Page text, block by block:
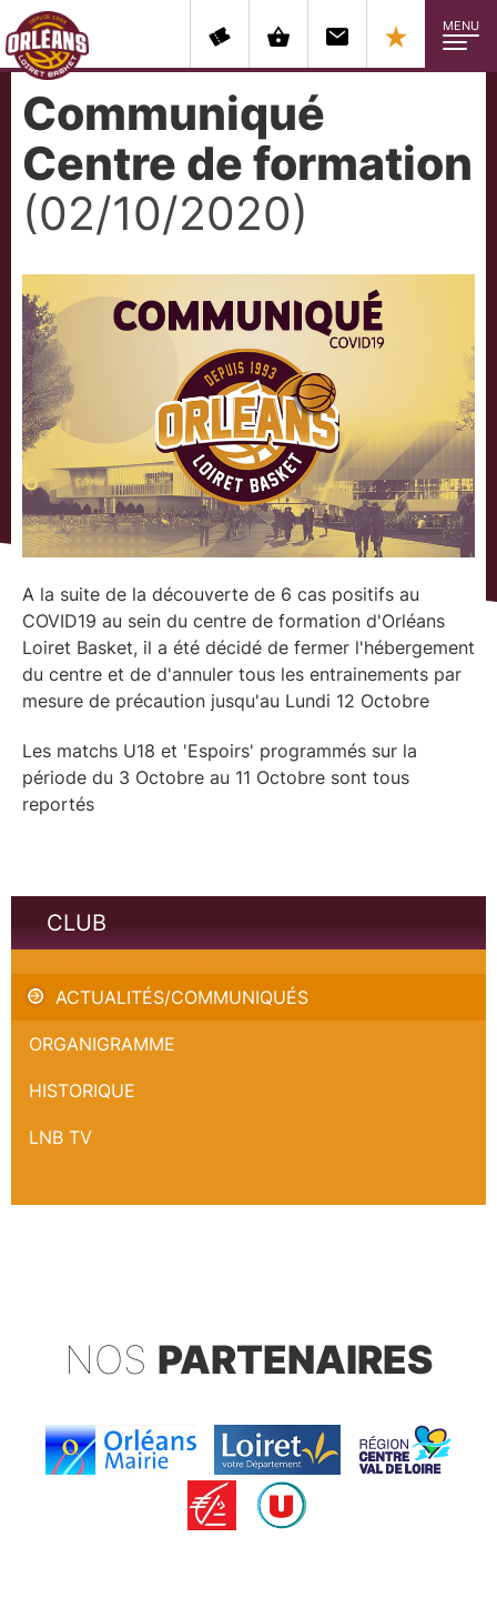
MENU
Communiqué
Centre de formation
(02/10/2020)
A la suite de la découverte de 6 cas positifs au
COVID19 au sein du centre de formation d'Orléans
Loiret Basket, il a été décidé de fermer l'hébergement
du centre et de d'annuler tous les entrainements par
mesure de précaution jusqu'au Lundi 12 Octobre
Les matchs U18 et 'Espoirs' programmés sur la
période du 3 Octobre au 11 Octobre sont tous
reportés
CLUB
ACTUALITÉS/COMMUNIQUÉS
ORGANIGRAMME
HISTORIQUE
LNB TV
NOS PARTENAIRES